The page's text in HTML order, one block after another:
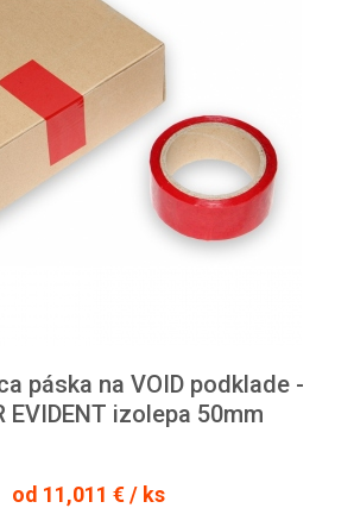
páska na VOID podklade -
EVIDENT izolepa 50mm
od 11,011 € / ks